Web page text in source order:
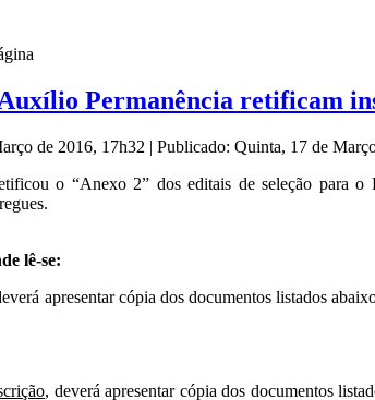
Permanência retificam
de 2016, 17h32 | Publicado: Quinta, 17 de
o “Anexo 2” dos editais de seleção para o
lê-se:
apresentar cópia dos documentos listados
, deverá apresentar cópia dos documentos